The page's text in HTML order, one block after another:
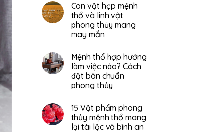
Con vật hợp mệnh
thổ và linh vật
phong thủy mang
may mắn
Mệnh thổ hợp hướng
làm việc nào? Cách
đặt bàn chuẩn
phong thủy
15 Vật phẩm phong
thủy mệnh thổ mang
lại tài lộc và bình an